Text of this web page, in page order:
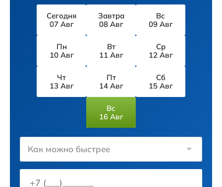
Сегодня
07 Авг
Завтра
08 Авг
Вс
09 Авг
Пн
10 Авг
Вт
11 Авг
Ср
12 Авг
Чт
13 Авг
Пт
14 Авг
Сб
15 Авг
Вс
16 Авг
Как можно быстрее